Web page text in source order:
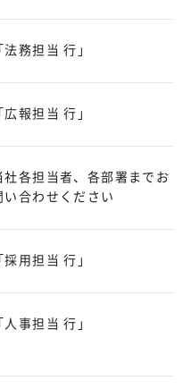
法務担当 行」
広報担当 行」
社各担当者、各部署までお
い合わせください
採用担当 行」
人事担当 行」